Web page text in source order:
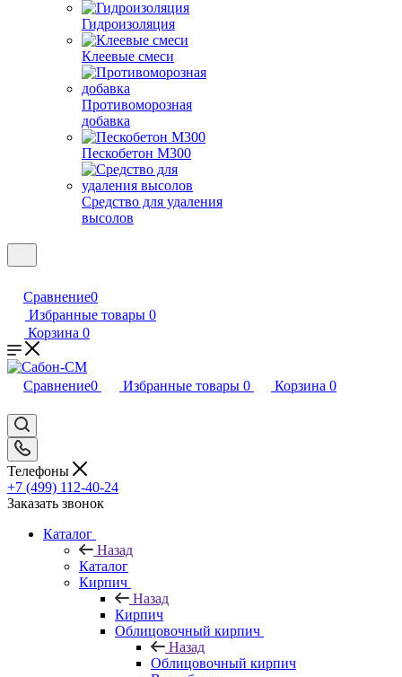
Гидроизоляция
Клеевые смеси
Противоморозная
добавка
Пескобетон М300
Средство для удаления
высолов
Сравнение0
Избранные товары 0
Корзина 0
Сравнение0 Избранные товары 0 Корзина 0
Телефоны
+7 (499) 112-40-24
Заказать звонок
Каталог
Назад
Каталог
Кирпич
Назад
Кирпич
Облицовочный кирпич
Назад
Облицовочный кирпич